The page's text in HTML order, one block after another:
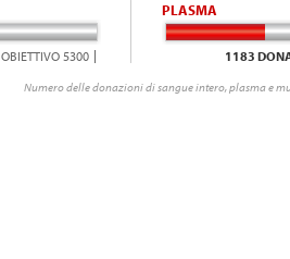
OBIETTIVO 5300
PLASMA
1183
Numero delle donazioni di sangue intero, plasma e